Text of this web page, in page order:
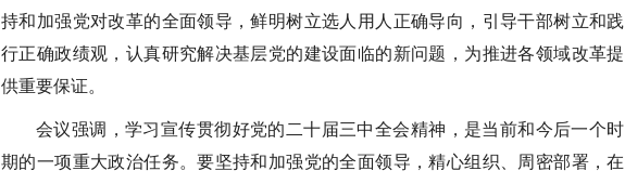
持和加强党对改革的全面领导，鲜明树立选人用人正确导向，引导干部树立和践
行正确政绩观，认真研究解决基层党的建设面临的新问题，为推进各领域改革提
供重要保证。
会议强调，学习宣传贯彻好党的二十届三中全会精神，是当前和今后一个时
期的一项重大政治任务。要坚持和加强党的全面领导，精心组织、周密部署，在